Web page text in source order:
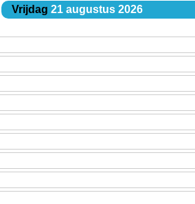
Vrijdag 21 augustus 2026